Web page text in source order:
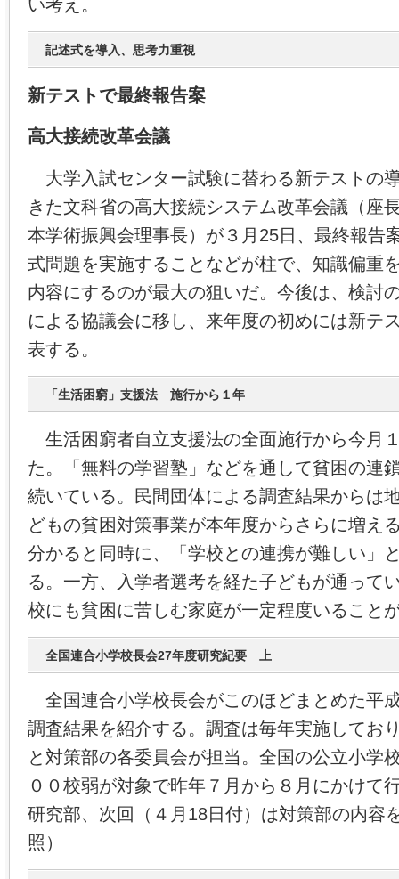
い考え。
記述式を導入、思考力重視
新テストで最終報告案
高大接続改革会議
大学入試センター試験に替わる新テストの
きた文科省の高大接続システム改革会議（座
本学術振興会理事長）が３月25日、最終報告
式問題を実施することなどが柱で、知識偏重
内容にするのが最大の狙いだ。今後は、検討
による協議会に移し、来年度の初めには新テ
表する。
「生活困窮」支援法 施行から１年
生活困窮者自立支援法の全面施行から今月
た。「無料の学習塾」などを通して貧困の連
続いている。民間団体による調査結果からは
どもの貧困対策事業が本年度からさらに増え
分かると同時に、「学校との連携が難しい」
る。一方、入学者選考を経た子どもが通って
校にも貧困に苦しむ家庭が一定程度いること
全国連合小学校長会27年度研究紀要 上
全国連合小学校長会がこのほどまとめた平
調査結果を紹介する。調査は毎年実施してお
と対策部の各委員会が担当。全国の公立小学
００校弱が対象で昨年７月から８月にかけて
研究部、次回（４月18日付）は対策部の内容
照）